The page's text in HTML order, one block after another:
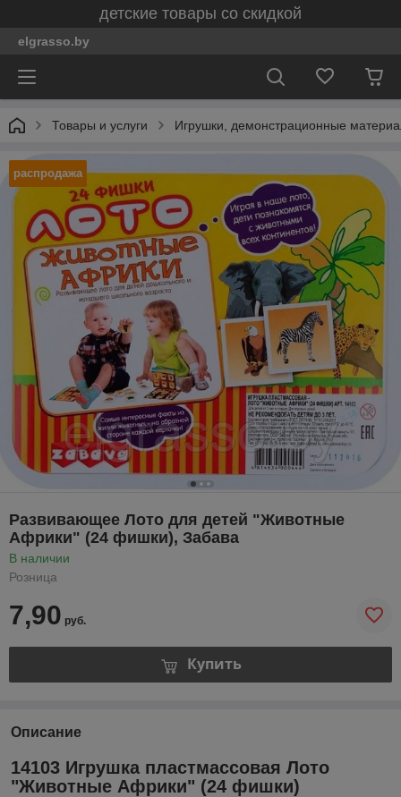
детские товары со скидкой
elgrasso.by
Товары и услуги Игрушки, демонстрационные
распродажа
Развивающее Лото для детей "Животные
Африки" (24 фишки), Забава
В наличии
Розница
7,90 руб.
Купить
Описание
14103 Игрушка пластмассовая Лото
"Животные Африки" (24 фишки)